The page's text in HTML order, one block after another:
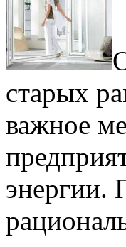
старых
важное
энергии.